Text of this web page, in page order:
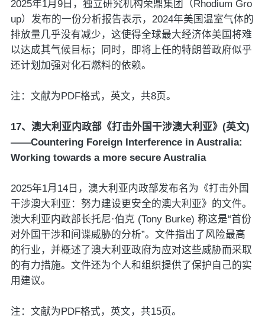
2025年1月9日，独立研究机构荣鼎集团（Rhodium Gro
up）发布的一份分析报告表示，2024年美国温室气体的
排放量几乎没有减少，这使得全球最大经济体美国将难
以达成其气候目标；同时，即将上任的特朗普政府似乎
还计划加强对化石燃料的依赖。
注：文献为PDF格式，英文，共8页。
17、澳大利亚内政部《打击外国干涉澳大利亚》(英文)
——Countering Foreign Interference in Australia:
Working towards a more secure Australia
2025年1月14日，澳大利亚内政部发布名为《打击外国
干涉澳大利亚：努力建设更安全的澳大利亚》的文件。
澳大利亚内政部长托尼·伯克 (Tony Burke) 称这是“首份
对外国干涉和间谍威胁的分析”。文件指出了风险最高
的行业，并概述了澳大利亚政府为应对这些威胁而采取
的有力措施。文件还为个人和组织提供了保护自己的实
用建议。
注：文献为PDF格式，英文，共15页。